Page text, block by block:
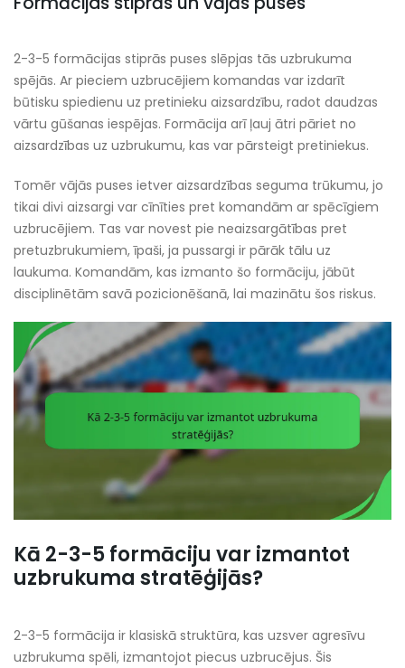
2-3-5 formācijas stiprās puses slēpjas tās uzbrukuma
spējās. Ar pieciem uzbrucējiem komandas var izdarīt
būtisku spiedienu uz pretinieku aizsardzību, radot daudzas
vārtu gūšanas iespējas. Formācija arī ļauj ātri pāriet no
aizsardzības uz uzbrukumu, kas var pārsteigt pretiniekus.
Tomēr vājās puses ietver aizsardzības seguma trūkumu, jo
tikai divi aizsargi var cīnīties pret komandām ar spēcīgiem
uzbrucējiem. Tas var novest pie neaizsargātības pret
pretuzbrukumiem, īpaši, ja pussargi ir pārāk tālu uz
laukuma. Komandām, kas izmanto šo formāciju, jābūt
disciplinētām savā pozicionēšanā, lai mazinātu šos riskus.
Kā 2-3-5 formāciju var izmantot
uzbrukuma stratēģijās?
2-3-5 formācija ir klasiskā struktūra, kas uzsver agresīvu
uzbrukuma spēli, izmantojot piecus uzbrucējus. Šis